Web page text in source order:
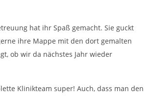
hat ihr Spaß gemacht. Sie guckt
ihre Mappe mit den dort gemalten
ob wir da nächstes Jahr wieder
Klinikteam super! Auch, dass man den